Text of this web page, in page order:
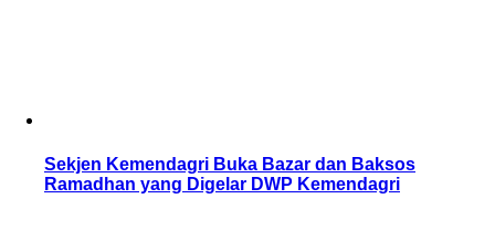
Sekjen Kemendagri Buka Bazar dan Baksos
Ramadhan yang Digelar DWP Kemendagri